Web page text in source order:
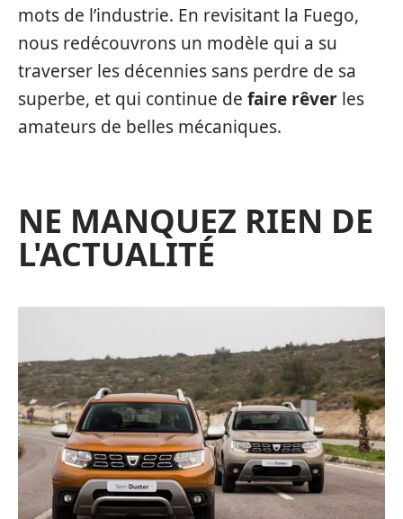
mots de l’industrie. En revisitant la Fuego,
nous redécouvrons un modèle qui a su
traverser les décennies sans perdre de sa
superbe, et qui continue de faire rêver les
amateurs de belles mécaniques.
NE MANQUEZ RIEN DE
L'ACTUALITÉ